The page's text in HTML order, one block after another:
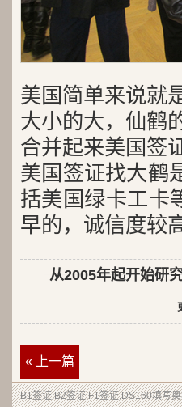
美国简单来说就
大小的大，仙鹤
合并起来美国签
美国签证找大鹤
括美国绿卡工卡
早的，诚信度较
从2005年起开始研
« 上一篇
B1签证.B2签证.F1签证.DS160填写